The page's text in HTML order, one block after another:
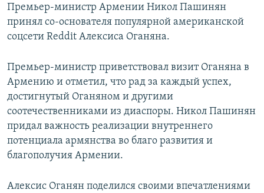
Все сайты Радио Азатутюн
Премьер-министр Армении Никол Пашинян
принял со-основателя популярной американской
соцсети Reddit Алексиса Оганяна.
Премьер-министр приветствовал визит Оганяна в
Армению и отметил, что рад за каждый успех,
достигнутый Оганяном и другими
соотечественниками из диаспоры. Никол Пашинян
придал важность реализации внутреннего
потенциала армянства во благо развития и
благополучия Армении.
Алексис Оганян поделился своими впечатлениями